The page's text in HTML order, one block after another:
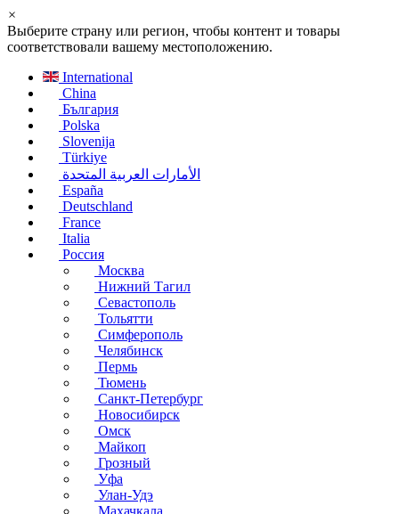
×
Выберите страну или регион, чтобы контент и товары
соответствовали вашему местоположению.
International
China
България
Polska
Slovenija
Türkiye
الأمارات العربية المتحدة
España
Deutschland
France
Italia
Россия
Москва
Нижний Тагил
Севастополь
Тольятти
Симферополь
Челябинск
Пермь
Тюмень
Санкт-Петербург
Новосибирск
Омск
Майкоп
Грозный
Уфа
Улан-Удэ
Махачкала